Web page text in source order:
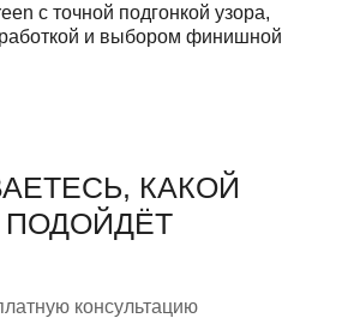
с точной подгонкой узора,
и выбором финишной
КАКОЙ
консультацию